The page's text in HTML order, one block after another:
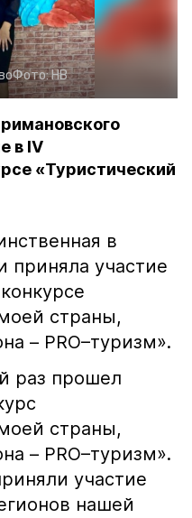
Фото:НВ
в IV
«Туристический
в
приняла участие
страны,
– PRO–туризм».
раз прошел
страны,
– PRO–туризм».
участие
нашей